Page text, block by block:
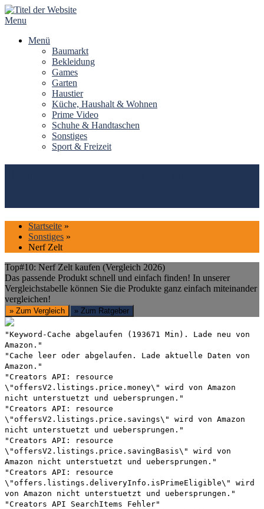
Skip
to
Menu
Menü
Baumarkt
Bekleidung
Games
Garten
Haustier
Küche, Haushalt & Wohnen
Prime Video
Schuhe & Handtaschen
Sonstiges
Sport & Freizeit
Startseite »
Sonstiges »
Nerf Zelt
Top#10: Nerf Zelt kaufen (Vergleich 2026)
Das passende Produkt schnell und einfach finden! In unserer
Vergleichstabelle können Sie die Produkte ganz einfach miteinander
vergleichen!
» Zum Vergleich » Zum Ratgeber
"Keyword-Cache abgelaufen (193671 Min). Lade neu von
Amazon."
"Cache leer oder abgelaufen. Lade aktuelle Daten von
Amazon."
"Creators API: resource
\"offersV2.listings.price.money\" wird von Amazon
nicht unterstuetzt und uebersprungen."
"Creators API: resource
\"offersV2.listings.price.savings\" wird von Amazon
nicht unterstuetzt und uebersprungen."
"Creators API: resource
\"offersV2.listings.price.savingBasis\" wird von
Amazon nicht unterstuetzt und uebersprungen."
"Creators API: resource
\"offers.listings.deliveryInfo.isPrimeEligible\" wird
von Amazon nicht unterstuetzt und uebersprungen."
"Creators API SearchItems Fehler"